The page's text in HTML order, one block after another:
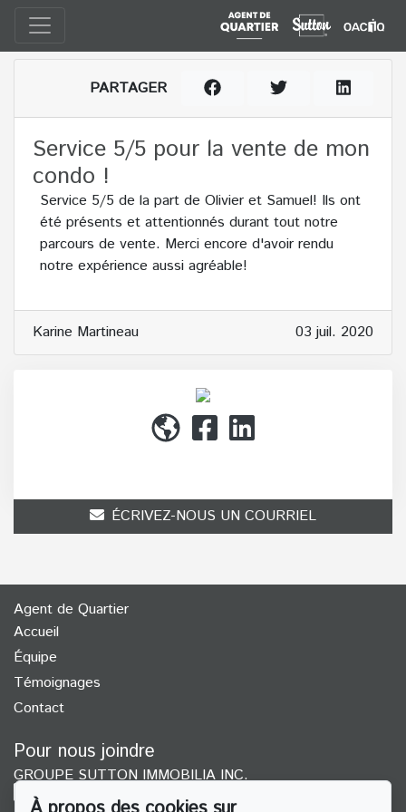
PARTAGER
Service 5/5 pour la vente de mon
condo !
Service 5/5 de la part de Olivier et Samuel! Ils ont
été présents et attentionnés durant tout notre
parcours de vente. Merci encore d'avoir rendu
notre expérience aussi agréable!
Karine Martineau 03 juil. 2020
ÉCRIVEZ-NOUS UN COURRIEL
Agent de Quartier
Accueil
Équipe
Témoignages
Contact
Pour nous joindre
GROUPE SUTTON IMMOBILIA INC.
(514) 272-1010